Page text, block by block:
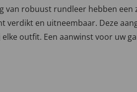
van robuust rundleer hebben
verdikt en uitneembaar. Deze
outfit. Een aanwinst voor uw